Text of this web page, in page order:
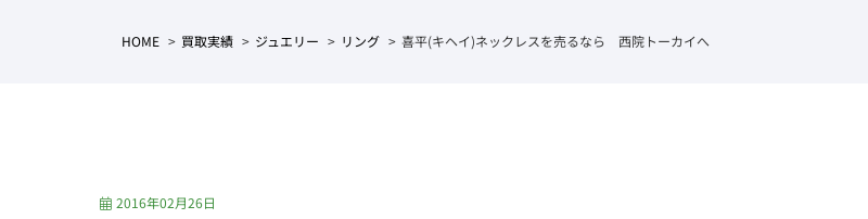
HOME 買取実績 ジュエリー リング 喜平(キヘイ)ネックレスを売るなら 西院トーカイへ
2016年02月26日